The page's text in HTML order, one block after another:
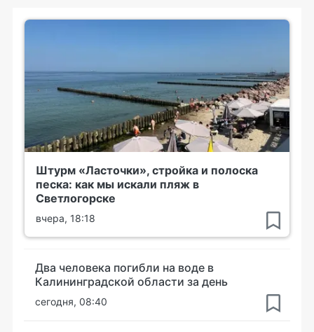
Штурм «Ласточки», стройка и полоска
песка: как мы искали пляж в
Светлогорске
вчера, 18:18
Два человека погибли на воде в
Калининградской области за день
сегодня, 08:40